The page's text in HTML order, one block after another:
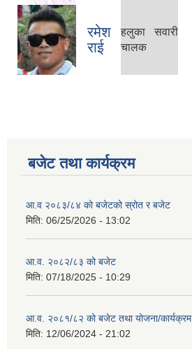
रमेश
राई
हलुका सवारी
चालक
बजेट तथा कार्यक्रम
आ.व २०८३/८४ को बजेटको स्रोत र बजेट
मिति: 06/25/2026 - 13:02
आ.व. २०८२/८३ को बजेट
मिति: 07/18/2025 - 10:29
आ.व. २०८१/८२ को बजेट तथा योजना/कार्यक्रम
मिति: 12/06/2024 - 21:02